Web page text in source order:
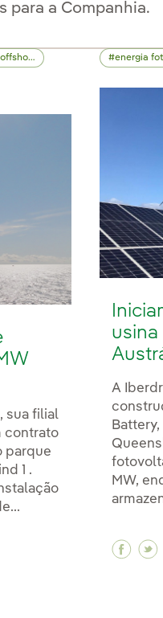
para a Companhia.
sua filial
contrato
parque
1 .
eólico offshore
eólico offshore
parque eólico
energia
A
MW,